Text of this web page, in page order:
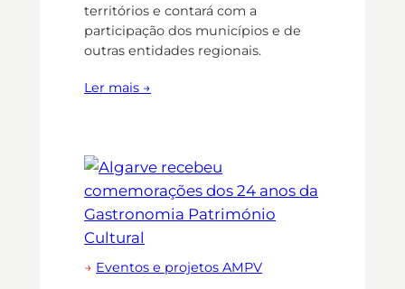
territórios e contará com a
participação dos municípios e de
outras entidades regionais.
Ler mais →
→ Eventos e projetos AMPV